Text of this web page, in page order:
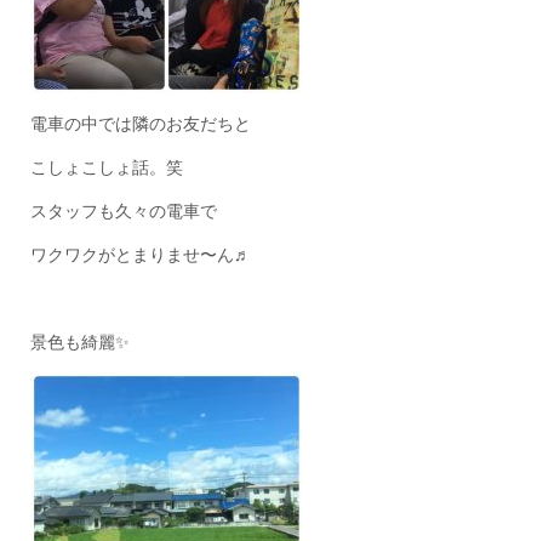
電車の中では隣のお友だちと
こしょこしょ話。笑
スタッフも久々の電車で
ワクワクがとまりませ〜ん♬
景色も綺麗✨